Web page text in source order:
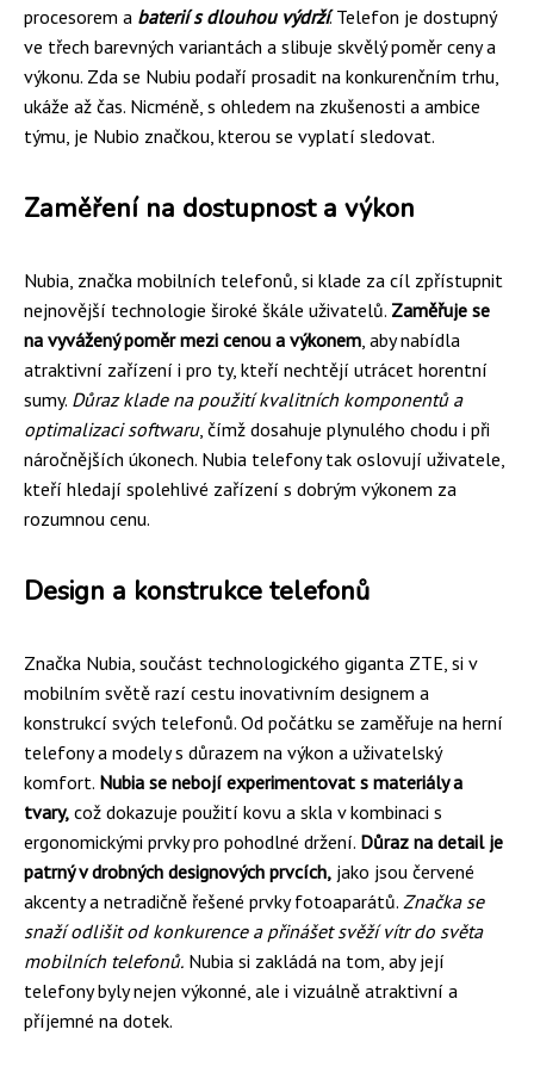
procesorem a baterií s dlouhou výdrží. Telefon je dostupný
ve třech barevných variantách a slibuje skvělý poměr ceny a
výkonu. Zda se Nubiu podaří prosadit na konkurenčním trhu,
ukáže až čas. Nicméně, s ohledem na zkušenosti a ambice
týmu, je Nubio značkou, kterou se vyplatí sledovat.
Zaměření na dostupnost a výkon
Nubia, značka mobilních telefonů, si klade za cíl zpřístupnit
nejnovější technologie široké škále uživatelů. Zaměřuje se
na vyvážený poměr mezi cenou a výkonem , aby nabídla
atraktivní zařízení i pro ty, kteří nechtějí utrácet horentní
sumy. Důraz klade na použití kvalitních komponentů a
optimalizaci softwaru, čímž dosahuje plynulého chodu i při
náročnějších úkonech. Nubia telefony tak oslovují uživatele,
kteří hledají spolehlivé zařízení s dobrým výkonem za
rozumnou cenu.
Design a konstrukce telefonů
Značka Nubia, součást technologického giganta ZTE, si v
mobilním světě razí cestu inovativním designem a
konstrukcí svých telefonů. Od počátku se zaměřuje na herní
telefony a modely s důrazem na výkon a uživatelský
komfort. Nubia se nebojí experimentovat s materiály a
tvary, což dokazuje použití kovu a skla v kombinaci s
ergonomickými prvky pro pohodlné držení. Důraz na detail je
patrný v drobných designových prvcích, jako jsou červené
akcenty a netradičně řešené prvky fotoaparátů. Značka se
snaží odlišit od konkurence a přinášet svěží vítr do světa
mobilních telefonů. Nubia si zakládá na tom, aby její
telefony byly nejen výkonné, ale i vizuálně atraktivní a
příjemné na dotek.